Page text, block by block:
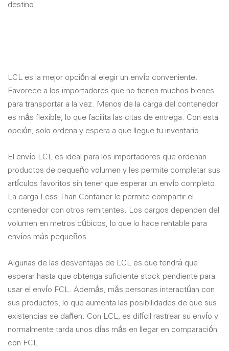
destino.
LCL es la mejor opción al elegir un envío conveniente.
Favorece a los importadores que no tienen muchos bienes
para transportar a la vez. Menos de la carga del contenedor
es más flexible, lo que facilita las citas de entrega. Con esta
opción, solo ordena y espera a que llegue tu inventario.
El envío LCL es ideal para los importadores que ordenan
productos de pequeño volumen y les permite completar sus
artículos favoritos sin tener que esperar un envío completo.
La carga Less Than Container le permite compartir el
contenedor con otros remitentes. Los cargos dependen del
volumen en metros cúbicos, lo que lo hace rentable para
envíos más pequeños.
Algunas de las desventajas de LCL es que tendrá que
esperar hasta que obtenga suficiente stock pendiente para
usar el envío FCL. Además, más personas interactúan con
sus productos, lo que aumenta las posibilidades de que sus
existencias se dañen. Con LCL, es difícil rastrear su envío y
normalmente tarda unos días más en llegar en comparación
con FCL.